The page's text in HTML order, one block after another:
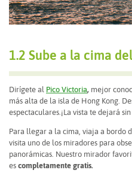
1.2 Sube a la cima
Dirígete al Pico Victoria, mejor
más alta de la isla de Hong Kong.
espectaculares.¡La vista te dejará
Para llegar a la cima, viaja a bordo
visita uno de los miradores para
panorámicas. Nuestro mirador
es completamente gratis.